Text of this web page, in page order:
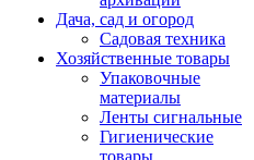
Дача, сад и огород
Садовая техника
Хозяйственные товары
Упаковочные
материалы
Ленты сигнальные
Гигиенические
товары